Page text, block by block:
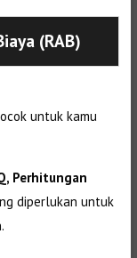
(RAB)
untuk kamu
Perhitungan
diperlukan untuk